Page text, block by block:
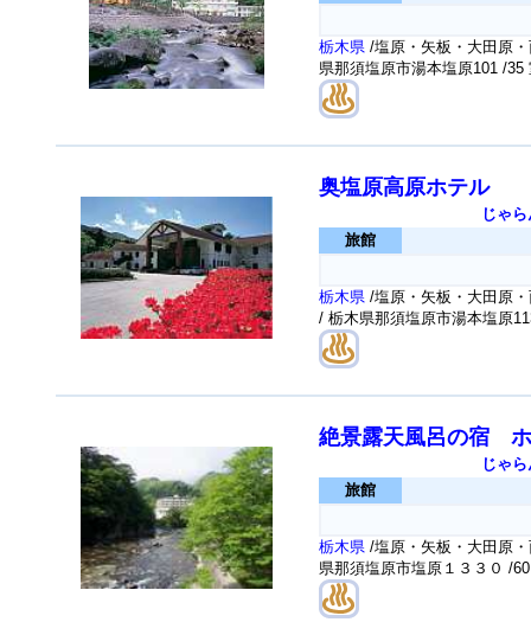
栃木県 /塩原・矢板・大田原
県那須塩原市湯本塩原101 /35
奥塩原高原ホテル
じゃ
旅館
栃木県 /塩原・矢板・大田原
/ 栃木県那須塩原市湯本塩原
絶景露天風呂の宿
じゃ
旅館
栃木県 /塩原・矢板・大田原
県那須塩原市塩原１３３０ /